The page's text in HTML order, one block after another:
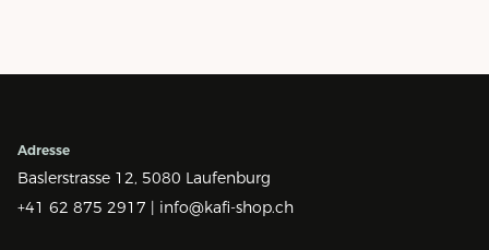
Adresse
Baslerstrasse 12, 5080 Laufenburg
+41 62 875 2917 | info@kafi-shop.ch